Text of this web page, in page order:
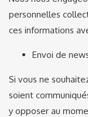
personnelles
ces informations
Envoi de
Si vous ne
soient
y opposer au